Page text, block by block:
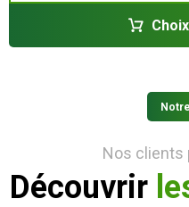
Nos clients
Découvrir